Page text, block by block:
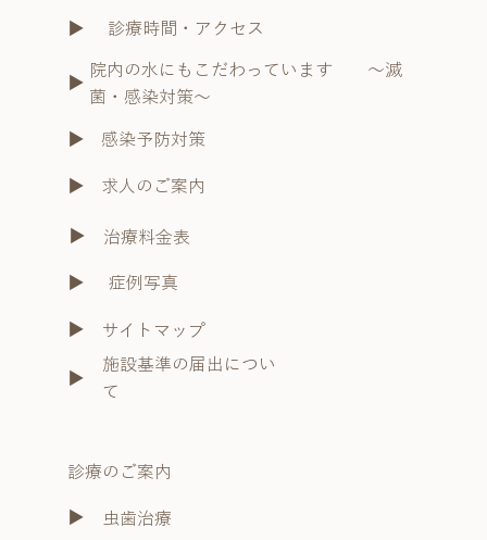
​▶︎ 診療時間・アクセス
​▶︎
院内の水にもこだわっています ～滅
菌・感染対策～
​▶︎ 感染予防対策
​▶︎ 求人のご案内
​▶︎ 治療料金表
​▶︎ 症例写真
​▶︎ サイトマップ
​▶︎
施設基準の届出につい
て
診療のご案内
​▶︎ 虫歯治療